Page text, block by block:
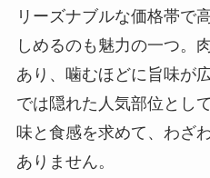
リーズナブルな価格帯で
しめるのも魅力の一つ。
あり、噛むほどに旨味が
では隠れた人気部位とし
味と食感を求めて、わざ
ありません。